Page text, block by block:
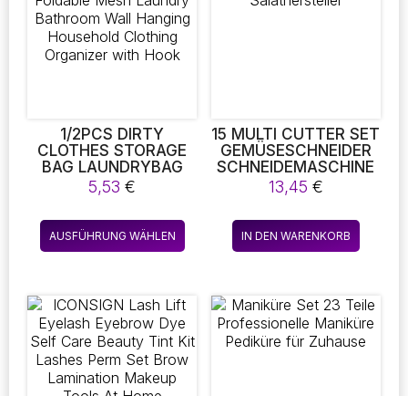
Optionen
können
werden
1/2PCS DIRTY
CLOTHES STORAGE
BAG LAUNDRYBAG
BASKET FRAME
BUCKET FOLDABLE
MESH LAUNDRY
BATHROOM WALL
HANGING
ORGANIZER WITH
HOOK
5,53€
AUSFÜHRUNG WÄHLEN
Dieses
Produkt
Varianten
auf.
Die
Optionen
15 MULTI CUTTER SET
GEMÜSESCHNEIDER
SCHNEIDEMASCHINE
SALATHERSTELLER
13,45 €
IN DEN WARENKORB